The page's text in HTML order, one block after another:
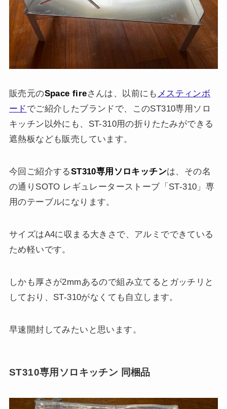
販売元のSpace fireさんは、以前にも メスティンボ
ード でご紹介したブランドで、このST310専用ソロ
キッチン以外にも、ST-310用の折りたたみができる
遮熱板なども販売しています。
今回ご紹介するST310専用ソロキッチンは、その名
の通りSOTO レギュレーターストーブ「ST-310」専
用のテーブルになります。
サイズはA4に収まる大きさで、アルミでできている
ため軽いです。
しかも厚さが2mmあるので組み立てるとガッチリと
しており、ST-310がなくても自立します。
早速開封してみたいと思います。
ST310専用ソロキッチン 同梱品